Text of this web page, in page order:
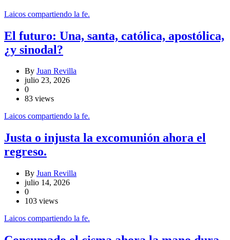
Laicos compartiendo la fe.
El futuro: Una, santa, católica, apostólica,
¿y sinodal?
By Juan Revilla
julio 23, 2026
0
83 views
Laicos compartiendo la fe.
Justa o injusta la excomunión ahora el
regreso.
By Juan Revilla
julio 14, 2026
0
103 views
Laicos compartiendo la fe.